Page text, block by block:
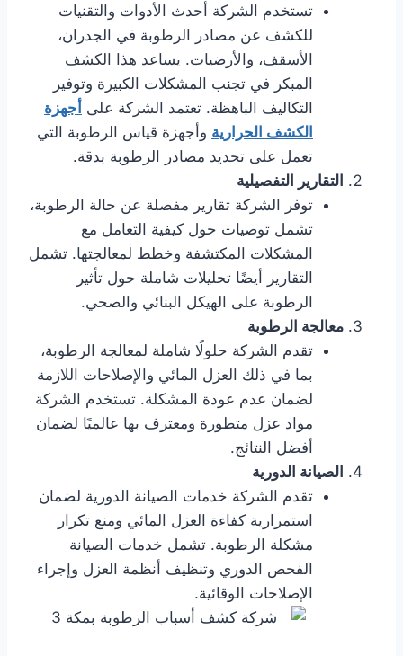
تستخدم الشركة أحدث الأدوات والتقنيات
للكشف عن مصادر الرطوبة في الجدران،
الأسقف، والأرضيات. يساعد هذا الكشف
المبكر في تجنب المشكلات الكبيرة وتوفير
التكاليف الباهظة. تعتمد الشركة على أجهزة
الكشف الحرارية وأجهزة قياس الرطوبة التي
تعمل على تحديد مصادر الرطوبة بدقة.
التقارير التفصيلية
توفر الشركة تقارير مفصلة عن حالة الرطوبة،
تشمل توصيات حول كيفية التعامل مع
المشكلات المكتشفة وخطط لمعالجتها. تشمل
التقارير أيضًا تحليلات شاملة حول تأثير
الرطوبة على الهيكل البنائي والصحي.
معالجة الرطوبة
تقدم الشركة حلولًا شاملة لمعالجة الرطوبة،
بما في ذلك العزل المائي والإصلاحات اللازمة
لضمان عدم عودة المشكلة. تستخدم الشركة
مواد عزل متطورة ومعترف بها عالميًا لضمان
أفضل النتائج.
الصيانة الدورية
تقدم الشركة خدمات الصيانة الدورية لضمان
استمرارية كفاءة العزل المائي ومنع تكرار
مشكلة الرطوبة. تشمل خدمات الصيانة
الفحص الدوري وتنظيف أنظمة العزل وإجراء
الإصلاحات الوقائية.